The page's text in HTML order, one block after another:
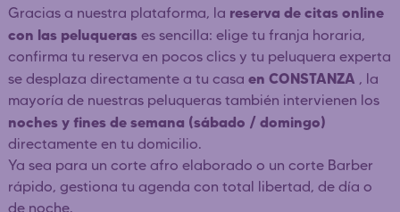
Gracias a nuestra plataforma, la reserva de citas online
con las peluqueras es sencilla: elige tu franja horaria,
confirma tu reserva en pocos clics y tu peluquera experta
se desplaza directamente a tu casa en CONSTANZA , la
mayoría de nuestras peluqueras también intervienen los
noches y fines de semana (sábado / domingo)
directamente en tu domicilio.
Ya sea para un corte afro elaborado o un corte Barber
rápido, gestiona tu agenda con total libertad, de día o
de noche.